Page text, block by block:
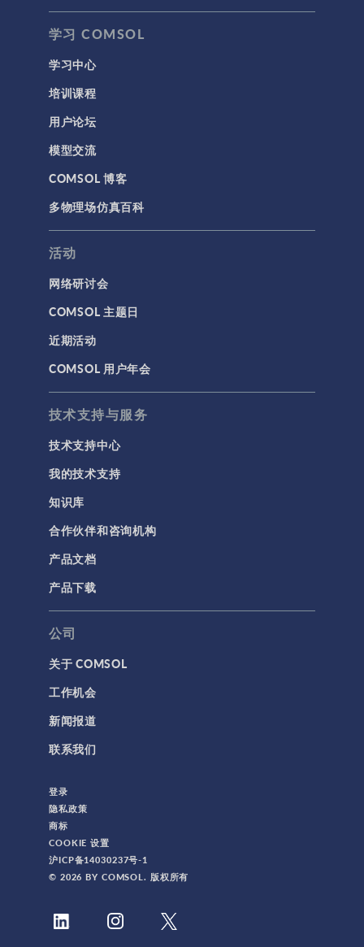
学习 COMSOL
学习中心
培训课程
用户论坛
模型交流
COMSOL 博客
多物理场仿真百科
活动
网络研讨会
COMSOL 主题日
近期活动
COMSOL 用户年会
技术支持与服务
技术支持中心
我的技术支持
知识库
合作伙伴和咨询机构
产品文档
产品下载
公司
关于 COMSOL
工作机会
新闻报道
联系我们
登录
隐私政策
商标
COOKIE 设置
沪ICP备14030237号-1
© 2026 BY COMSOL. 版权所有